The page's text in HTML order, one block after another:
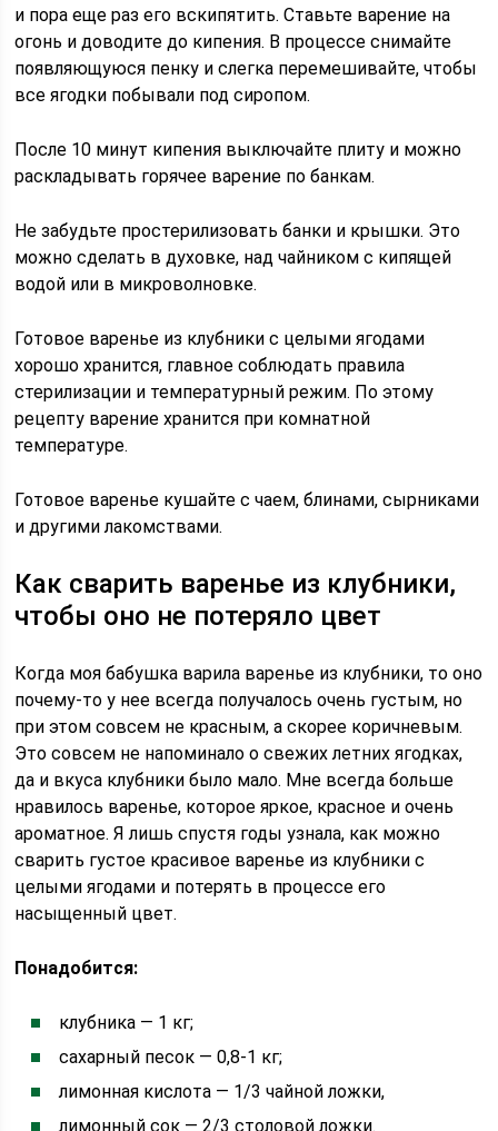
и пора еще раз его вскипятить. Ставьте варение на
огонь и доводите до кипения. В процессе снимайте
появляющуюся пенку и слегка перемешивайте, чтобы
все ягодки побывали под сиропом.
После 10 минут кипения выключайте плиту и можно
раскладывать горячее варение по банкам.
Не забудьте простерилизовать банки и крышки. Это
можно сделать в духовке, над чайником с кипящей
водой или в микроволновке.
Готовое варенье из клубники с целыми ягодами
хорошо хранится, главное соблюдать правила
стерилизации и температурный режим. По этому
рецепту варение хранится при комнатной
температуре.
Готовое варенье кушайте с чаем, блинами, сырниками
и другими лакомствами.
Как сварить варенье из клубники,
чтобы оно не потеряло цвет
Когда моя бабушка варила варенье из клубники, то оно
почему-то у нее всегда получалось очень густым, но
при этом совсем не красным, а скорее коричневым.
Это совсем не напоминало о свежих летних ягодках,
да и вкуса клубники было мало. Мне всегда больше
нравилось варенье, которое яркое, красное и очень
ароматное. Я лишь спустя годы узнала, как можно
сварить густое красивое варенье из клубники с
целыми ягодами и потерять в процессе его
насыщенный цвет.
Понадобится:
клубника — 1 кг;
сахарный песок — 0,8-1 кг;
лимонная кислота — 1/3 чайной ложки,
лимонный сок — 2/3 столовой ложки.